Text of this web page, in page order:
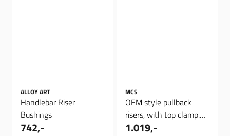
ALLOY ART
Handlebar Riser
Bushings
742,-
MCS
OEM style pullback
risers, with top clamp.
4.5"
1.019,-